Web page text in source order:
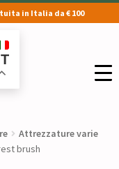
in Italia da € 100
Attrezzature varie
brush